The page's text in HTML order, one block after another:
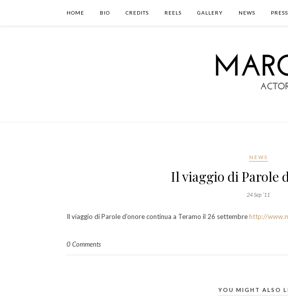
HOME BIO CREDITS REELS GALLERY NEWS PRESS
NEWS
Il viaggio di Parole
24 Sep ’11
Il viaggio di Parole d’onore continua a Teramo il 26 settembrehttp://
0 Comments
YOU MIGHT ALSO